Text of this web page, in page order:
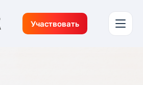
Участвовать